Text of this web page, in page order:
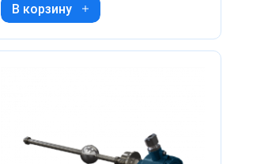
В корзину